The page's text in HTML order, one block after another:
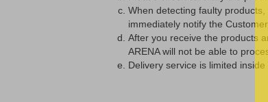
When detecting faulty
immediately notify the
After you receive the products
ARENA will not be able to
Delivery service is limited